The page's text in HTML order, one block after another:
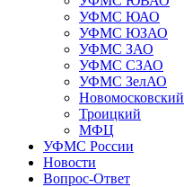
УФМС ЮАО
УФМС ЮЗАО
УФМС ЗАО
УФМС СЗАО
УФМС ЗелАО
Новомосковский
Троицкий
МФЦ
УФМС России
Новости
Вопрос-Ответ